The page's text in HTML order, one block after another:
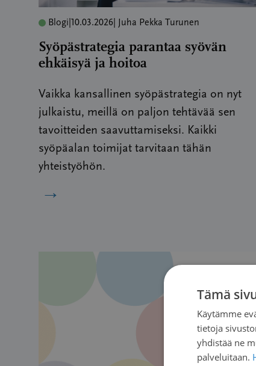
Blogi 10.03.2026 | Juha Pekka Turunen
Syöpästrategia parantaa syövän
ehkäisyä ja hoitoa
Vaikka kansallinen syöpästrategia on nyt
julkaistu, meillä on paljon tehtävää sen
tavoitteiden saavuttamiseksi. Kaikki
syöpäalan toimijat tarvitaan tähän
yhteistyöhön.
→
Tämä
Käytämme
tietoja
yhdistää ne
palveluitaan.